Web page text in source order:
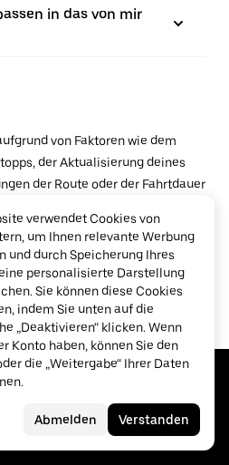
in das von mir
von Faktoren wie dem
der Aktualisierung deines
der Route oder der Fahrtdauer
ändern, die im Festpreis
ein Fahrer deine Fahrtenanfrage
sobald du die
verwendet Cookies von
um Ihnen relevante Werbung
und durch Speicherung Ihres
personalisierte Darstellung
Sie können diese Cookies
indem Sie unten auf die
„Deaktivieren“ klicken. Wenn
Konto haben, können Sie den
die „Weitergabe“ Ihrer Daten
Abmelden Verstanden